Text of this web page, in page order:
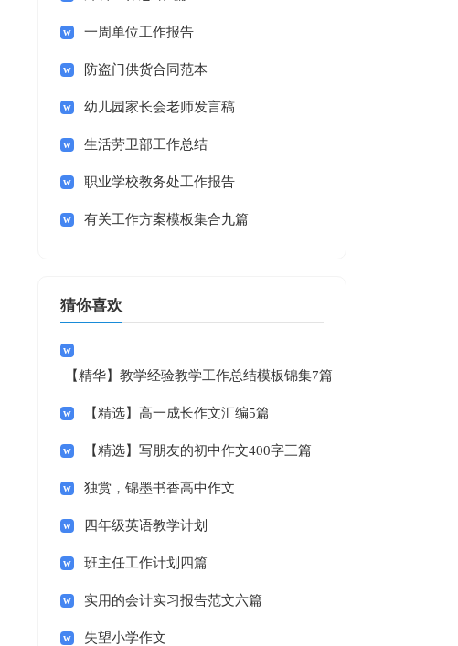
一周单位工作报告
防盗门供货合同范本
幼儿园家长会老师发言稿
生活劳卫部工作总结
职业学校教务处工作报告
有关工作方案模板集合九篇
猜你喜欢
【精华】教学经验教学工作总结模板锦集7篇
【精选】高一成长作文汇编5篇
【精选】写朋友的初中作文400字三篇
独赏，锦墨书香高中作文
四年级英语教学计划
班主任工作计划四篇
实用的会计实习报告范文六篇
失望小学作文